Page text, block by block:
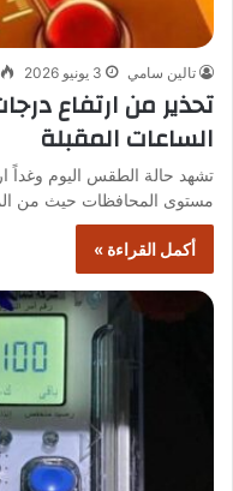
تالين سامي 3 يونيو 2026
الساعات المقبلة
تشهد حالة الطقس اليوم وغداً
مستوى المحافظات حيث من
أكمل القراءة »